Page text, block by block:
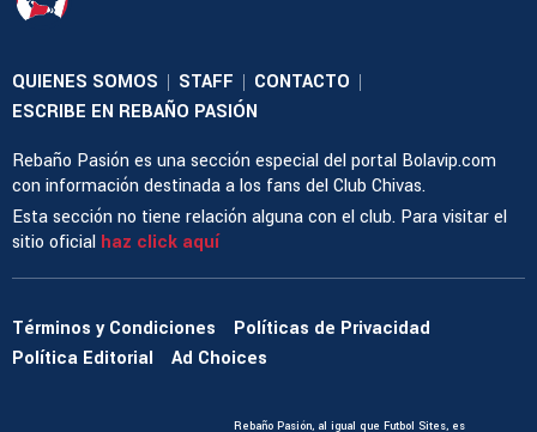
QUIENES SOMOS STAFF CONTACTO
ESCRIBE EN REBAÑO PASIÓN
Rebaño Pasión es una sección especial del portal Bolavip.com
con información destinada a los fans del Club Chivas.
Esta sección no tiene relación alguna con el club. Para visitar el
sitio oficial haz click aquí
Términos y Condiciones
Políticas de Privacidad
Política Editorial
Ad Choices
Rebaño Pasión, al igual que Futbol Sites, es